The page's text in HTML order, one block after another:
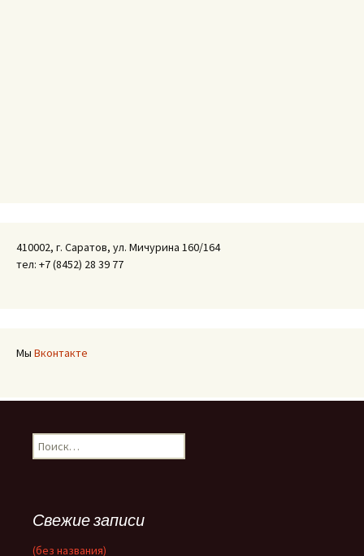
410002, г. Саратов, ул. Мичурина 160/164
тел: +7 (8452) 28 39 77
Мы Вконтакте
Найти:
Свежие записи
(без названия)